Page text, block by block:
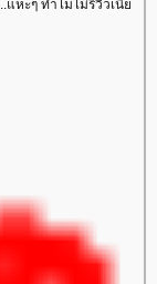
แหะๆ ทำไมไม่รีวิวเนี่